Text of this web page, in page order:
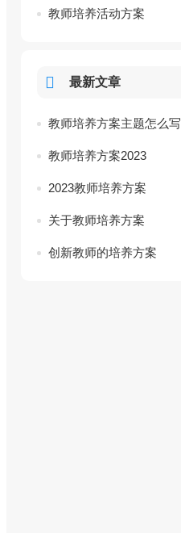
教师培养活动方案
最新文章
教师培养方案主题怎么写
教师培养方案2023
2023教师培养方案
关于教师培养方案
创新教师的培养方案